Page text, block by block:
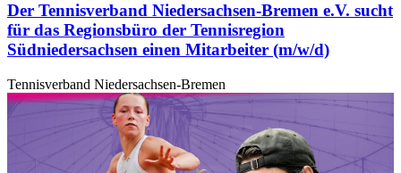
Der Tennisverband Niedersachsen-Bremen e.V. sucht
für das Regionsbüro der Tennisregion
Südniedersachsen einen Mitarbeiter (m/w/d)
Tennisverband Niedersachsen-Bremen